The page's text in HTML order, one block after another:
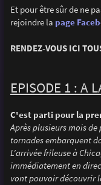
Et pour être sûr de ne
rejoindre la page
RENDEZ-VOUS ICI
EPISODE 1 : A
C'est parti pour la
Après plusieurs mois
tornades embarquent
L’arrivée frileuse à
immédiatement en
vont pouvoir découvrir